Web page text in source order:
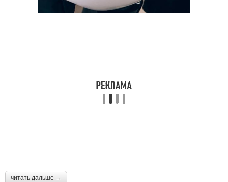
читать дальше →